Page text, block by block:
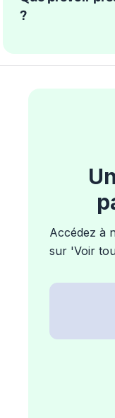
?
Accédez à
sur 'Voir